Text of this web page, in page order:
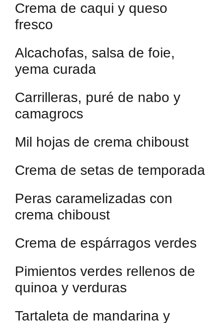
Crema de caqui y queso
fresco
Alcachofas, salsa de foie,
yema curada
Carrilleras, puré de nabo y
camagrocs
Mil hojas de crema chiboust
Crema de setas de temporada
Peras caramelizadas con
crema chiboust
Crema de espárragos verdes
Pimientos verdes rellenos de
quinoa y verduras
Tartaleta de mandarina y